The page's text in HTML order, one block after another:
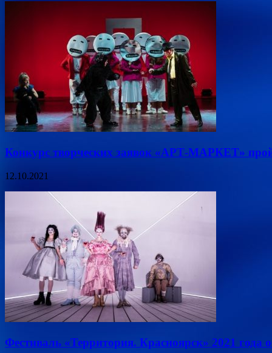
Конкурс творческих заявок «АРТ-МАРКЕТ»
12.10.2021
Фестиваль «Территория. Красноярск» 2021 года